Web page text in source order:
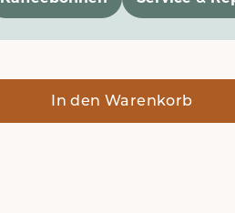
In den Warenkorb